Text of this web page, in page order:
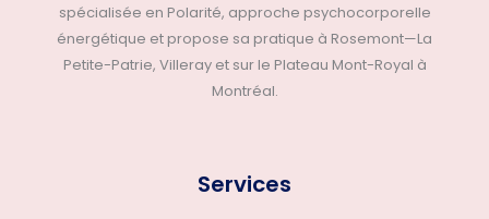
spécialisée en Polarité, approche psychocorporelle
énergétique et propose sa pratique à Rosemont—La
Petite-Patrie, Villeray et sur le Plateau Mont-Royal à
Montréal.
Services